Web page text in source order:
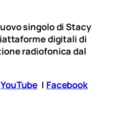
singolo di Stacy
digitali di
radiofonica dal
YouTube | Facebook